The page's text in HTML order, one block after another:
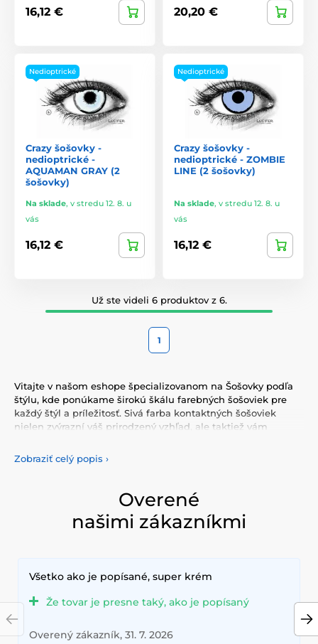
16,12 € 20,20 €
Nedioptrické
Crazy šošovky -
nedioptrické -
AQUAMAN GRAY (2
šošovky)
Na sklade, v stredu 12. 8. u
vás
16,12 €
Nedioptrické
Crazy šošovky -
nedioptrické - ZOMBIE
LINE (2 šošovky)
Na sklade, v stredu 12. 8. u
vás
16,12 €
Už ste videli 6 produktov z 6.
1
Vitajte v našom eshope špecializovanom na Šošovky podľa
štýlu, kde ponúkame širokú škálu farebných šošoviek pre
každý štýl a príležitosť. Sivá farba kontaktných šošoviek
nielen zvýrazní váš prirodzený vzhľad, ale taktiež vám
našej pestrej ponuky farebných šošoviek, ktoré vám
poskytnú komfort a bezpečnosť po celý deň. Pridajte do
ktoré spĺňajú najvyššie štandardy kvality a pohodlia.
Zobraziť celý popis ›
Overené
našimi zákazníkmi
Všetko ako je popísané, super krém
Že tovar je presne taký, ako je popísaný
Overený zákazník, 31. 7. 2026